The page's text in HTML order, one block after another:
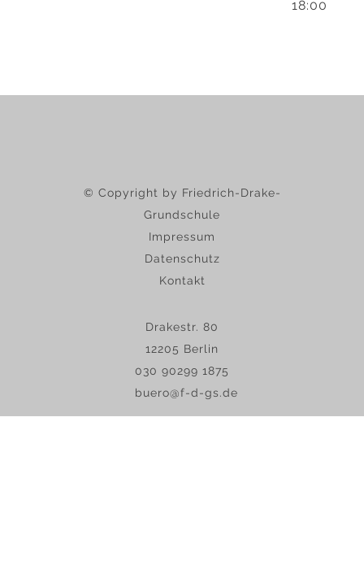
18:00
© Copyright by Friedrich-Drake-
Grundschule
Impressum
Datenschutz
Kontakt
Drakestr. 80
12205 Berlin
030 90299 1875
buero@f-d-gs.de